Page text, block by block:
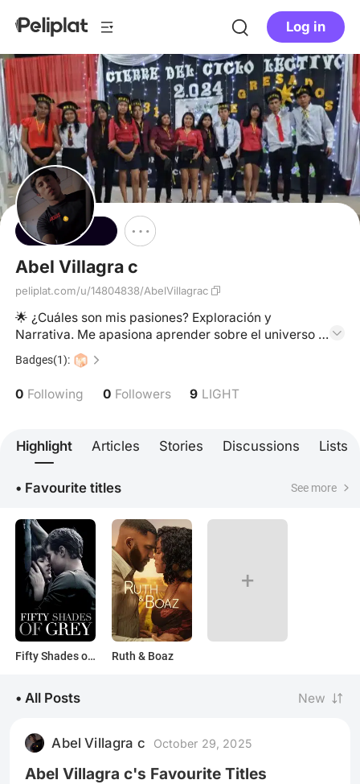
Log in
Follow
Abel Villagra c
peliplat.com/u/14804838/AbelVillagrac
🌟 ¿Cuáles son mis pasiones? Exploración y
Narrativa. Me apasiona aprender sobre el universo y
la historia antigua (exploración) y, sobre todo, la
escritura para ordenar mis ideas y entenderme
Permanencia. Me inspira ver la capacidad humana
perduran en el tiempo. 🎨 ¿Qué despierta mi
Badges(1):
0 Following 0 Followers 9 LIGHT
Highlight Articles Stories Discussions Lists
• Favourite titles See more
Fifty Shades of Grey Ruth & Boaz
+
• All Posts New
Abel Villagra c October 29, 2025
Abel Villagra c's Favourite Titles